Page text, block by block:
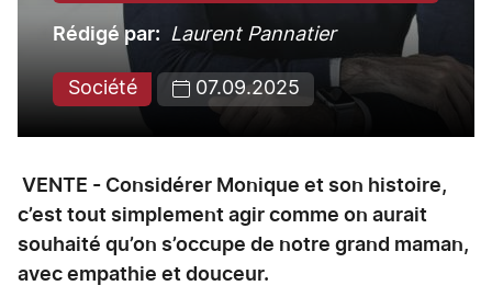
Rédigé par Laurent Pannatier
Société 07.09.2025
VENTE - Considérer Monique et son histoire,
c’est tout simplement agir comme on aurait
souhaité qu’on s’occupe de notre grand maman,
avec empathie et douceur.